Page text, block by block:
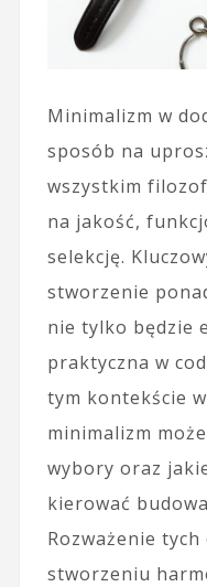
Minimalizm w
sposób na
wszystkim
na jakość,
selekcję.
stworzenie
nie tylko będzie
praktyczna w
tym kontekście
minimalizm
wybory oraz
kierować
Rozważenie
stworzeniu